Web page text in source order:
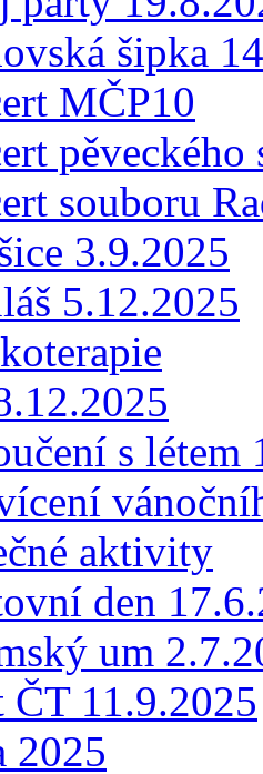
šipka
MČP10
pěveckého
souboru
3.9.2025
5.12.2025
s létem
aktivity
den
um
11.9.2025
2025